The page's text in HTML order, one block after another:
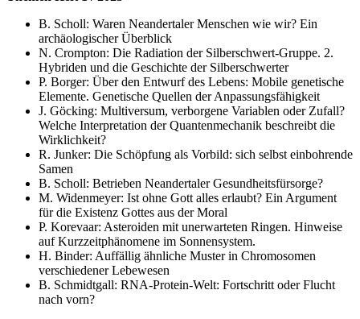
B. Scholl: Waren Neandertaler Menschen wie wir? Ein
archäologischer Überblick
N. Crompton: Die Radiation der Silberschwert-Gruppe. 2.
Hybriden und die Geschichte der Silberschwerter
P. Borger: Über den Entwurf des Lebens: Mobile genetische
Elemente. Genetische Quellen der Anpassungsfähigkeit
J. Göcking: Multiversum, verborgene Variablen oder Zufall?
Welche Interpretation der Quantenmechanik beschreibt die
Wirklichkeit?
R. Junker: Die Schöpfung als Vorbild: sich selbst einbohrende
Samen
B. Scholl: Betrieben Neandertaler Gesundheitsfürsorge?
M. Widenmeyer: Ist ohne Gott alles erlaubt? Ein Argument
für die Existenz Gottes aus der Moral
P. Korevaar: Asteroiden mit unerwarteten Ringen. Hinweise
auf Kurzzeitphänomene im Sonnensystem.
H. Binder: Auffällig ähnliche Muster in Chromosomen
verschiedener Lebewesen
B. Schmidtgall: RNA-Protein-Welt: Fortschritt oder Flucht
nach vorn?